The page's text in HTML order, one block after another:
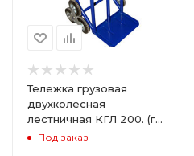
Тележка грузовая
двухколесная
лестничная КГЛ 200. (г/
п 200 кг). Комплект
Под заказ